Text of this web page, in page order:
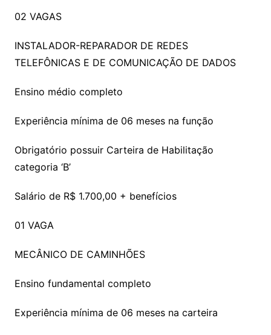
02 VAGAS
INSTALADOR-REPARADOR DE REDES
TELEFÔNICAS E DE COMUNICAÇÃO DE DADOS
Ensino médio completo
Experiência mínima de 06 meses na função
Obrigatório possuir Carteira de Habilitação
categoria ‘B’
Salário de R$ 1.700,00 + benefícios
01 VAGA
MECÂNICO DE CAMINHÕES
Ensino fundamental completo
Experiência mínima de 06 meses na carteira